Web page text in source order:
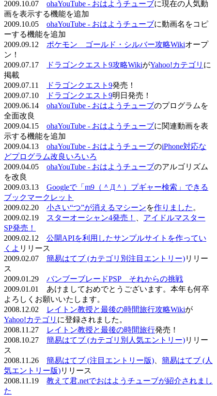
2009.10.07 ohaYouTube - おはようチューブに現在の人気動
画を表示する機能を追加
2009.10.05 ohaYouTube - おはようチューブに動画名をコピ
ーする機能を追加
2009.09.12 ポケモン ゴールド・シルバー攻略Wikiオープ
ン！
2009.07.17
ドラゴンクエスト9攻略WikiがYahoo!カテゴリ に
掲載
2009.07.11
ドラゴンクエスト9発売！
2009.07.10
ドラゴンクエスト9明日発売！
2009.06.14 ohaYouTube - おはようチューブのプログラムを
全面改良
2009.04.15 ohaYouTube - おはようチューブに関連動画を表
示する機能を追加
2009.04.13 ohaYouTube - おはようチューブのiPhone対応な
どプログラム改良いろいろ
2009.04.05 ohaYouTube - おはようチューブのアルゴリズム
を改良
2009.03.13 Googleで「m9（＾Д＾）プギャー検索」できる
ブックマークレット
2009.02.20 小さい“つ”が消えるマシーンを作りました 。
2009.02.19
スターオーシャン4発売！
アイドルマスター
SP発売！
2009.02.12 公開APIを利用したサンプルサイトを作ってい
くよ リリース
2009.02.07 簡易はてブ (カテゴリ別注目エントリー)リリー
ス
2009.01.29 バンブーブレードPSP それからの挑戦
2009.01.01 あけましておめでとうございます。本年も何卒
よろしくお願いいたします。
2008.12.02
レイトン教授と最後の時間旅行攻略Wikiが
Yahoo!カテゴリ に登録されました。
2008.11.27
レイトン教授と最後の時間旅行発売！
2008.10.27 簡易はてブ (カテゴリ別人気エントリー)リリー
ス
2008.11.26 簡易はてブ (注目エントリー版)
簡易はてブ (人
気エントリー版)リリース
2008.11.19 教えて君.netでおはようチューブが紹介されまし
た